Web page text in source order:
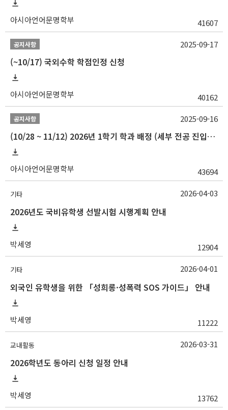
아시아언어문명학부 41607
공지사항
(~10/17) 국외수학 학점인정 신청
아시아언어문명학부 40162
2025-09-17
공지사항
(10/28 ~ 11/12) 2026년 1학기 학과 배정 (세부 전공 진입) 안내
아시아언어문명학부 43694
2025-09-16
기타
2026년도 국비유학생 선발시험 시행계획 안내
박세영 12904
2026-04-03
기타
외국인 유학생을 위한 「성희롱·성폭력 SOS 가이드」 안내
박세영 11222
2026-04-01
교내활동
2026학년도 동아리 신청 일정 안내
박세영 13762
2026-03-31